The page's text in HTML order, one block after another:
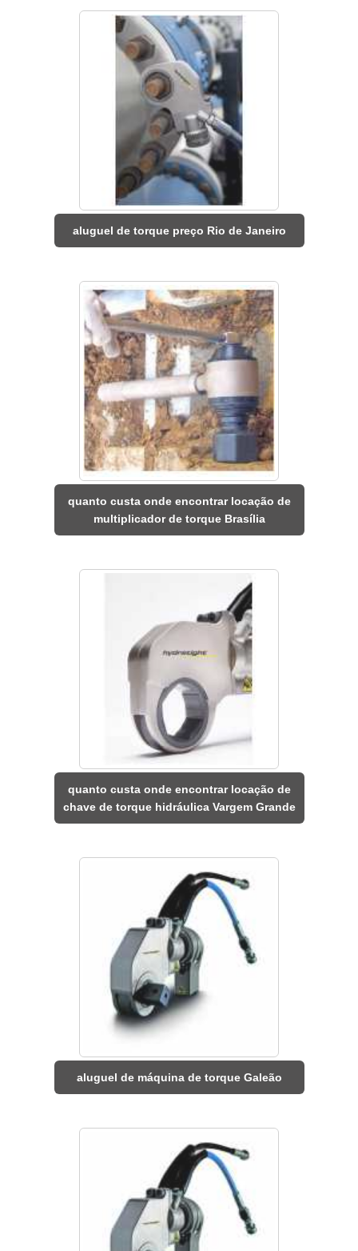
aluguel de torque preço Rio de Janeiro
quanto custa onde encontrar locação de
multiplicador de torque Brasília
quanto custa onde encontrar locação de
chave de torque hidráulica Vargem Grande
aluguel de máquina de torque Galeão